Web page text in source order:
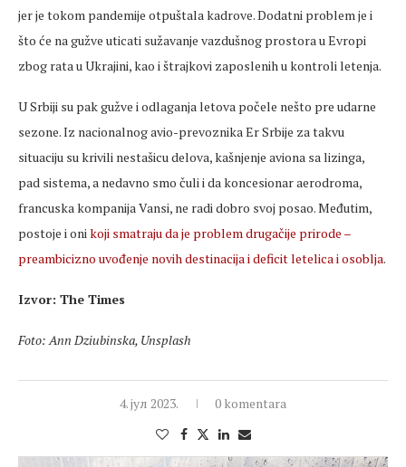
jer je tokom pandemije otpuštala kadrove. Dodatni problem je i
što će na gužve uticati sužavanje vazdušnog prostora u Evropi
zbog rata u Ukrajini, kao i štrajkovi zaposlenih u kontroli letenja.
U Srbiji su pak gužve i odlaganja letova počele nešto pre udarne
sezone. Iz nacionalnog avio-prevoznika Er Srbije za takvu
situaciju su krivili nestašicu delova, kašnjenje aviona sa lizinga,
pad sistema, a nedavno smo čuli i da koncesionar aerodroma,
francuska kompanija Vansi, ne radi dobro svoj posao. Međutim,
postoje i onikoji smatraju da je problem drugačije prirode –
preambicizno uvođenje novih destinacija i deficit letelica i osoblja.
Izvor: The Times
Foto: Ann Dziubinska, Unsplash
4. јул 2023. 0 komentara